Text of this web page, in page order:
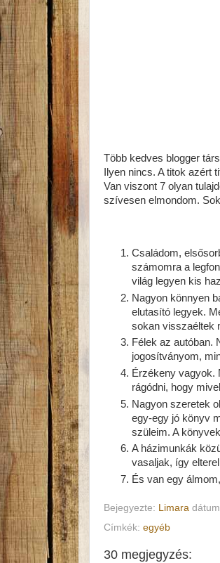
Több kedves blogger
Ilyen nincs. A titok
Van viszont 7 olyan
szívesen elmondom.
Családom,
számomra a
világ legyen kis
Nagyon könnyen
elutasító legyek.
sokan visszaéltek
Félek az autóban.
jogosítványom,
Érzékeny vagyok.
rágódni, hogy
Nagyon szeretek
egy-egy jó könyv
szüleim. A
A házimunkák
vasaljak, így
És van egy
Bejegyezte: Limara
Címkék: egyéb
30 megjegyzés: